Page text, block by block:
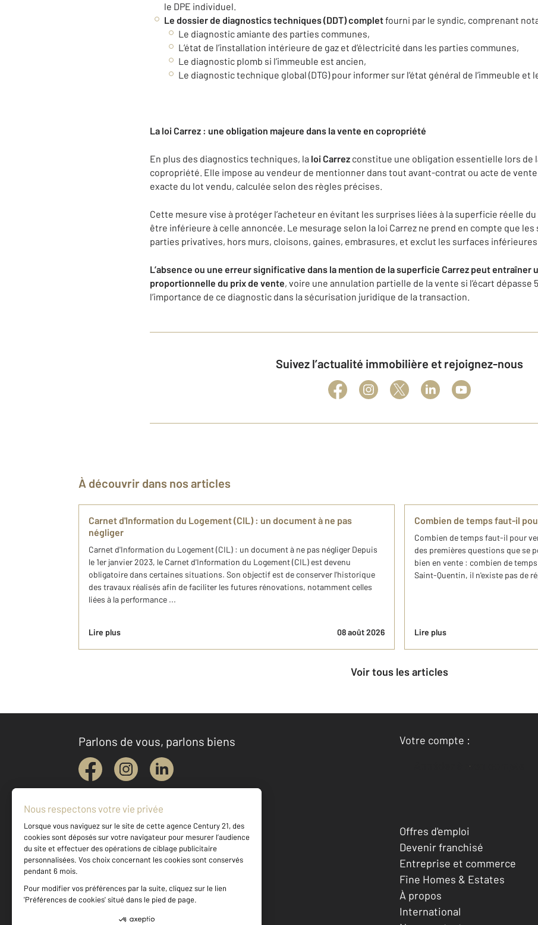
le DPE individuel.
Le dossier de diagnostics techniques (DDT) completfourni par le syndic, comprenant
Le diagnostic amiante des parties communes,
L’état de l’installation intérieure de gaz et d’électricité dans les parties communes,
Le diagnostic plomb si l’immeuble est ancien,
Le diagnostic technique global (DTG) pour informer sur l’état général de l’immeuble et
La loi Carrez : une obligation majeure dans la vente en copropriété
En plus des diagnostics techniques, la loi Carrez constitue une obligation essentielle lors de
copropriété. Elle impose au vendeur de mentionner dans tout avant-contrat ou acte de
exacte du lot vendu, calculée selon des règles précises.
Cette mesure vise à protéger l’acheteur en évitant les surprises liées à la superficie réelle
être inférieure à celle annoncée. Le mesurage selon la loi Carrez ne prend en compte que
parties privatives, hors murs, cloisons, gaines, embrasures, et exclut les surfaces inférieures
L’absence ou une erreur significative dans la mention de la superficie Carrez peut entraîner
proportionnelle du prix de vente, voire une annulation partielle de la vente si l’écart dépasse
l’importance de ce diagnostic dans la sécurisation juridique de la transaction.
Suivez l’actualité immobilière et rejoignez-nous
À découvrir dans nos articles
Carnet d'Information du Logement (CIL) : un document à ne pas
négliger
Carnet d'Information du Logement (CIL) : un document à ne pas négliger Depuis
le 1er janvier 2023, le Carnet d'Information du Logement (CIL) est devenu
obligatoire dans certaines situations. Son objectif est de conserver l'historique
des travaux réalisés afin de faciliter les futures rénovations, notamment celles
liées à la performance ...
Lire plus 08 août 2026
Combien de temps faut-il
Combien de temps faut-il pour
des premières questions que se
bien en vente : combien de
Saint-Quentin, il n'existe pas de
Lire plus
Voir tous les articles
Parlons de vous, parlons biens
Votre compte :
Accéder à mon compte
Achat
Offres d'emploi
Devenir franchisé
Entreprise et commerce
Fine Homes & Estates
À propos
International